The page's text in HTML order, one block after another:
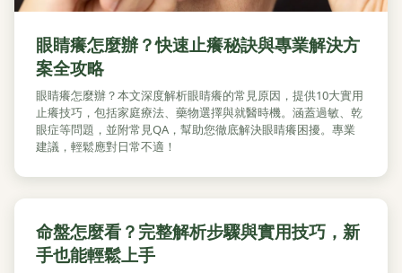
眼睛癢怎麼辦？快速止癢秘訣與專業解決方
案全攻略
眼睛癢怎麼辦？本文深度解析眼睛癢的常見原因，提供10大實用
止癢技巧，包括家庭療法、藥物選擇與就醫時機。涵蓋過敏、乾
眼症等問題，並附常見QA，幫助您徹底解決眼睛癢困擾。專業
建議，輕鬆應對日常不適！
命盤怎麼看？完整解析步驟與實用技巧，新
手也能輕鬆上手